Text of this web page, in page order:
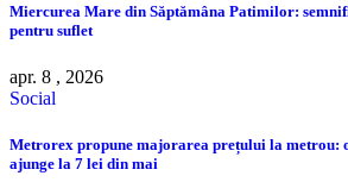
Miercurea Mare din Săptămâna Patimilor:
pentru suflet
apr. 8 , 2026
Social
Metrorex propune majorarea prețului la metrou:
ajunge la 7 lei din mai